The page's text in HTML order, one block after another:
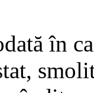
în